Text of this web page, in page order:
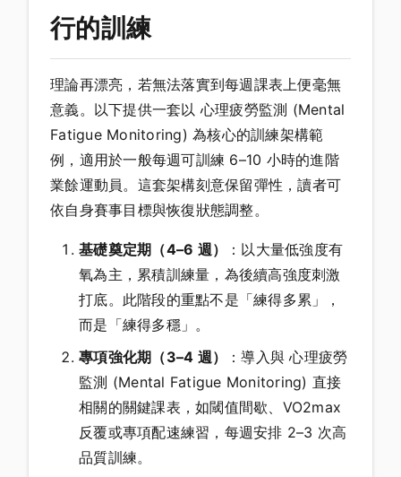
行的訓練
理論再漂亮，若無法落實到每週課表上便毫無
意義。以下提供一套以 心理疲勞監測 (Mental
Fatigue Monitoring) 為核心的訓練架構範
例，適用於一般每週可訓練 6–10 小時的進階
業餘運動員。這套架構刻意保留彈性，讀者可
依自身賽事目標與恢復狀態調整。
基礎奠定期（4–6 週）
：以大量低強度有
氧為主，累積訓練量，為後續高強度刺激
打底。此階段的重點不是「練得多累」，
而是「練得多穩」。
專項強化期（3–4 週）
：導入與 心理疲勞
監測 (Mental Fatigue Monitoring) 直接
相關的關鍵課表，如閾值間歇、VO2max
反覆或專項配速練習，每週安排 2–3 次高
品質訓練。